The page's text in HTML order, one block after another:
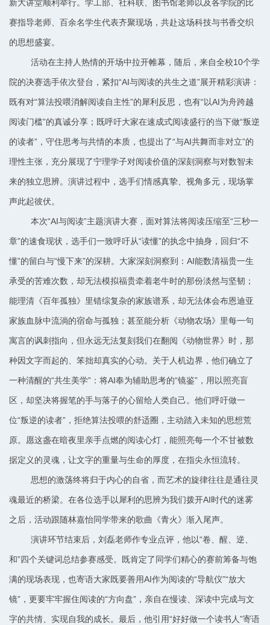
新大讲堂顺利举行。学工部、社科联、图书馆老师以及各学院的比
赛指导老师、百余名学生代表齐聚现场，共赴这场科技与书香交织
的思想盛宴。
活动在主持人热情的开场中拉开帷幕，随后，来自全校10个学
院的决赛选手依次登台，紧扣“AI与阅读的共生之道”展开精彩演讲：
既有对“算法投喂消解阅读自主性”的犀利反思，也有“以AI为舟跨越
阅读门槛”的真诚分享；既呼吁大家在速成式阅读盛行的当下做“叛逆
的读者”，守住思考与共情的本质，也提出了“与AI共舞而非对立”的
理性主张，充分展现了宁理学子对阅读价值的深刻洞察与对数智未
来的独立思辨。演讲过程中，选手们情感真挚、视角多元，现场掌
声此起彼伏。
本次“AI与阅读”主题演讲大赛，面对算法将阅读压缩至“三秒一
章”的速食现状，选手们一致呼吁从“读懂”的执念中抽身，回归“不
懂”的留白与“慢下来”的深耕。大家深刻洞察到：AI能数清福贵一生
承受的苦难次数，却无法模拟福贵牵着老牛时的那份淡然与坚韧；
能理清《百年孤独》里错综复杂的家族谱系，却无法体会布恩迪亚
家族血脉中流淌的宿命与孤独；甚至能分析《动物农场》里每一句
寓言的讽刺指向，但永远无法复刻我们在翻阅《动物世界》时，那
种因文字而起的、笨拙却真实的心动。关于人机边界，他们确立了
一种清醒的“共生美学”：将AI奉为辅助思考的“镜鉴”，用以照亮盲
区，却坚决将握笔的手与落子的心留给人类自己。他们呼吁做一
位“叛逆的读者”，拒绝算法投喂的舒适圈，主动踏入未知的思想荒
原。愿这盏在暗夜里亲手点燃的阅读心灯，能照亮每一个不甘被数
据定义的灵魂，让文字的重量与生命的厚度，在指尖永恒流转。
思想的激荡终将归于内心的自省，而艺术的旋律往往是通往灵
魂最近的桥梁。在各位选手以犀利的思辨为我们拨开AI时代的迷雾
之后，活动跟随林嘉怡同学带来的歌曲《青火》渐入尾声。
演讲环节结束后，刘磊老师作专业点评，他以“卷、醒、逆、
和”四个关键词总结参赛感受。既肯定了同学们精心的赛前筹备与饱
满的现场表现，也寄语大家既要善用AI作为阅读的“导航仪”“放大
镜”，更要牢牢握住阅读的“方向盘”，亲自在慢读、深读中完成与文
字的共情、实现自我的成长。最后，他引用“好好做一个读书人”寄语